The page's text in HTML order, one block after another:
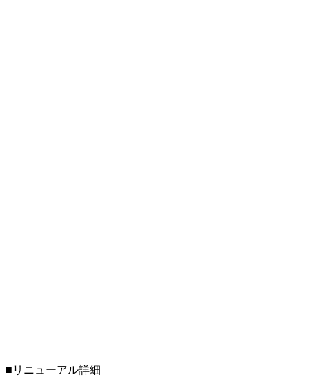
■リニューアル詳細